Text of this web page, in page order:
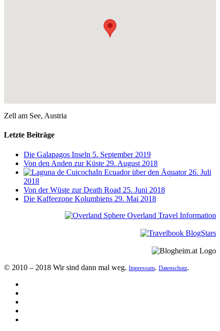
Zell am See, Austria
Letzte Beiträge
Die Galapagos Inseln 5. September 2019
Von den Anden zur Küste 29. August 2018
In Ecuador über den Äquator 26. Juli
2018
Von der Wüste zur Death Road 25. Juni 2018
Die Kaffeezone Kolumbiens 29. Mai 2018
© 2010 – 2018 Wir sind dann mal weg. Impressum. Datenschutz.